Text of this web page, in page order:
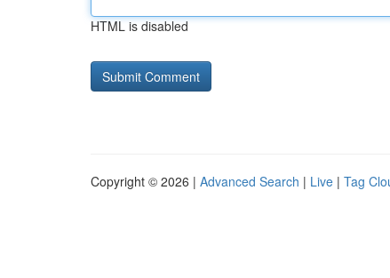
HTML is disabled
Copyright © 2026 | Advanced Search | Live | Tag